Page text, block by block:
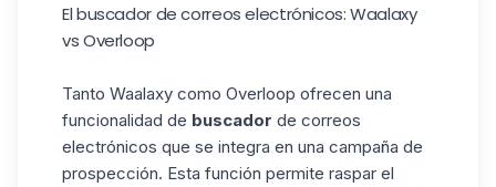
El buscador de correos electrónicos: Waalaxy
vs Overloop
Tanto Waalaxy como Overloop ofrecen una
funcionalidad de buscador de correos
electrónicos que se integra en una campaña de
prospección. Esta función permite raspar el